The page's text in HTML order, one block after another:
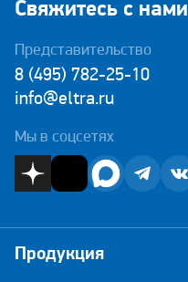
Свяжитесь с нами
Представительство
8 (495) 782-25-10
info@eltra.ru
Мы в соцсетях
Продукция